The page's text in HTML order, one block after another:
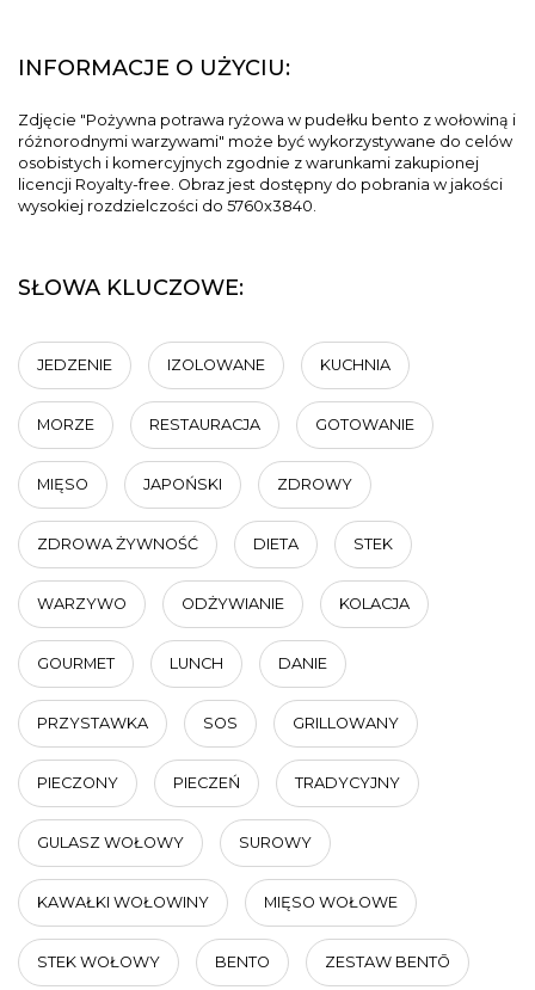
INFORMACJE O UŻYCIU:
Zdjęcie "Pożywna potrawa ryżowa w pudełku bento z wołowiną i
różnorodnymi warzywami" może być wykorzystywane do celów
osobistych i komercyjnych zgodnie z warunkami zakupionej
licencji Royalty-free. Obraz jest dostępny do pobrania w jakości
wysokiej rozdzielczości do 5760x3840.
SŁOWA KLUCZOWE:
JEDZENIE IZOLOWANE KUCHNIA
MORZE RESTAURACJA GOTOWANIE
MIĘSO JAPOŃSKI ZDROWY
ZDROWA ŻYWNOŚĆ DIETA STEK
WARZYWO ODŻYWIANIE KOLACJA
GOURMET LUNCH DANIE
PRZYSTAWKA SOS GRILLOWANY
PIECZONY PIECZEŃ TRADYCYJNY
GULASZ WOŁOWY SUROWY
KAWAŁKI WOŁOWINY MIĘSO WOŁOWE
STEK WOŁOWY BENTO ZESTAW BENTŌ